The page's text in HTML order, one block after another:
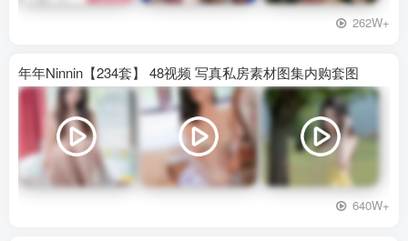
262W+
年年Ninnin【234套】 48视频 写真私房素材图集内购套图
640W+